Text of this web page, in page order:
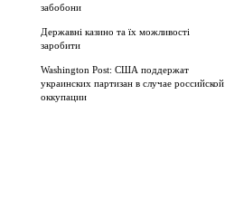
забобони
Державні казино та їх можливості
заробити
Washington Post: США поддержат
украинских партизан в случае российской
оккупации